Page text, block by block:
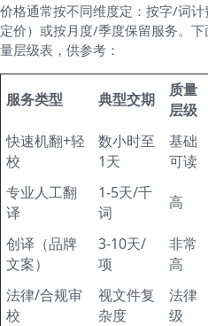
价格通常按不同维度定：按字/词
定价）或按月度/季度保留服务。
量层级表，供参考：
服务类型 典型交期
质量
层级
快速机翻+轻
校
数小时至
1天
基础
可读
专业人工翻
译
1-5天/千
词
高
创译（品牌
文案）
3-10天/
项
非常
高
法律/合规审
校
视文件复
杂度
法律
级